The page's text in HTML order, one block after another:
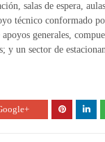
salas de espera,
técnico conformado
generales,
y un sector de